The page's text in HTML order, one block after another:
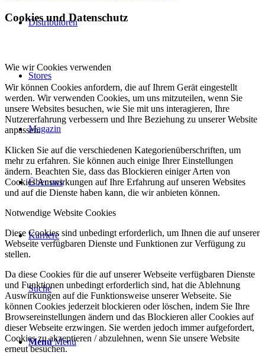
Distributoren
Stores
Magazin
Über uns
Karriere
Suche
Menü Menü
Cookies und Datenschutz
Wie wir Cookies verwenden
Wir können Cookies anfordern, die auf Ihrem Gerät eingestellt
werden. Wir verwenden Cookies, um uns mitzuteilen, wenn Sie
unsere Websites besuchen, wie Sie mit uns interagieren, Ihre
Nutzererfahrung verbessern und Ihre Beziehung zu unserer Website
anpassen.
Klicken Sie auf die verschiedenen Kategorienüberschriften, um
mehr zu erfahren. Sie können auch einige Ihrer Einstellungen
ändern. Beachten Sie, dass das Blockieren einiger Arten von
Cookies Auswirkungen auf Ihre Erfahrung auf unseren Websites
und auf die Dienste haben kann, die wir anbieten können.
Notwendige Website Cookies
Diese Cookies sind unbedingt erforderlich, um Ihnen die auf unserer
Webseite verfügbaren Dienste und Funktionen zur Verfügung zu
stellen.
Da diese Cookies für die auf unserer Webseite verfügbaren Dienste
und Funktionen unbedingt erforderlich sind, hat die Ablehnung
Auswirkungen auf die Funktionsweise unserer Webseite. Sie
können Cookies jederzeit blockieren oder löschen, indem Sie Ihre
Browsereinstellungen ändern und das Blockieren aller Cookies auf
dieser Webseite erzwingen. Sie werden jedoch immer aufgefordert,
Cookies zu akzeptieren / abzulehnen, wenn Sie unsere Website
erneut besuchen.